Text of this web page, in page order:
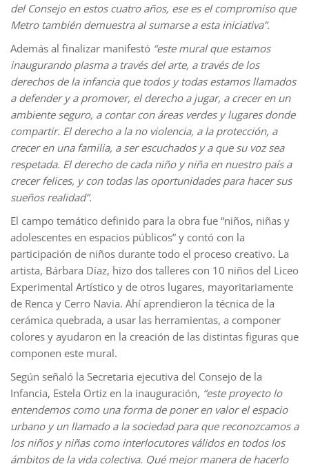
del Consejo en estos cuatro años, ese es el compromiso que
Metro también demuestra al sumarse a esta iniciativa”.
Además al finalizar manifestó “este mural que estamos
inaugurando plasma a través del arte, a través de los
derechos de la infancia que todos y todas estamos llamados
a defender y a promover, el derecho a jugar, a crecer en un
ambiente seguro, a contar con áreas verdes y lugares donde
compartir. El derecho a la no violencia, a la protección, a
crecer en una familia, a ser escuchados y a que su voz sea
respetada. El derecho de cada niño y niña en nuestro país a
crecer felices, y con todas las oportunidades para hacer sus
sueños realidad”.
El campo temático definido para la obra fue “niños, niñas y
adolescentes en espacios públicos” y contó con la
participación de niños durante todo el proceso creativo. La
artista, Bárbara Díaz, hizo dos talleres con 10 niños del Liceo
Experimental Artístico y de otros lugares, mayoritariamente
de Renca y Cerro Navia. Ahí aprendieron la técnica de la
cerámica quebrada, a usar las herramientas, a componer
colores y ayudaron en la creación de las distintas figuras que
componen este mural.
Según señaló la Secretaria ejecutiva del Consejo de la
Infancia, Estela Ortiz en la inauguración, “este proyecto lo
entendemos como una forma de poner en valor el espacio
urbano y un llamado a la sociedad para que reconozcamos a
los niños y niñas como interlocutores válidos en todos los
ámbitos de la vida colectiva. Qué mejor manera de hacerlo